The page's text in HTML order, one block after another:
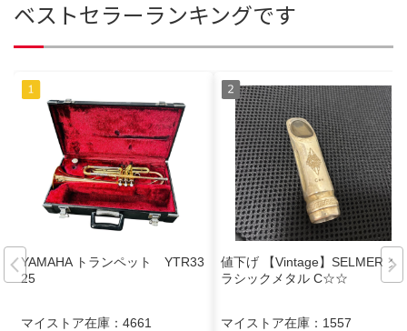
ベストセラーランキングです
YAMAHA トランペット YTR33
25
マイストア在庫： 4661
値下げ 【Vintage】SELMER ク
ラシックメタル C☆‪☆
マイストア在庫： 1557